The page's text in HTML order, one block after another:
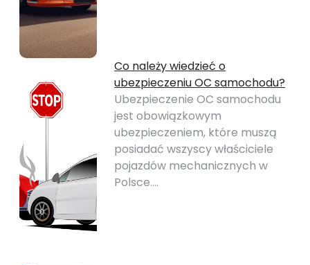
Co należy wiedzieć o
ubezpieczeniu OC samochodu?
Ubezpieczenie OC samochodu
jest obowiązkowym
ubezpieczeniem, które muszą
posiadać wszyscy właściciele
pojazdów mechanicznych w
Polsce.…